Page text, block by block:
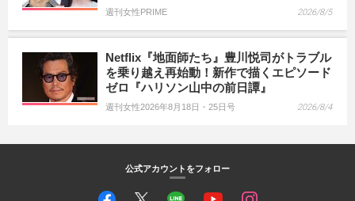
週刊女性PRIME 2026/8/5
Netflix『地面師たち』豊川悦司がトラブル
を乗り越え再始動！新作で描くエピソード
ゼロ『ハリソン山中の前日譚』
週刊女性2026年8月18日・25日号 2026/8/4
公式アカウントをフォロー